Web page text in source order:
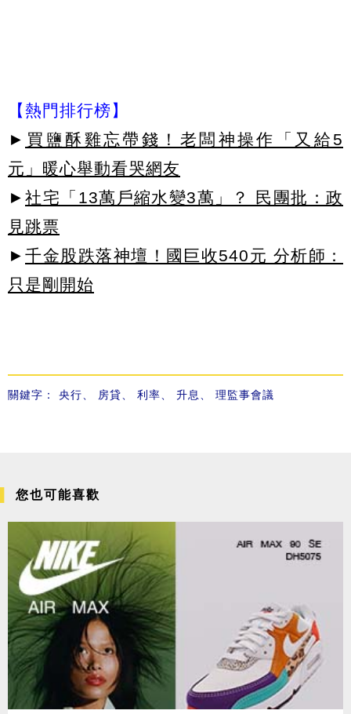
【熱門排行榜】
► 買鹽酥雞忘帶錢！老闆神操作「又給5
元」暖心舉動看哭網友
► 社宅「13萬戶縮水變3萬」？ 民團批：政
見跳票
► 千金股跌落神壇！國巨收540元 分析師：
只是剛開始
關鍵字： 央行 房貸 利率 升息 理監事會議
您也可能喜歡